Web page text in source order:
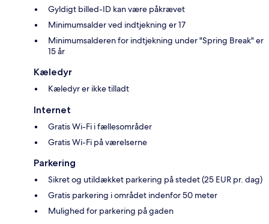
Gyldigt billed-ID kan være påkrævet
Minimumsalder ved indtjekning er 17
Minimumsalderen for indtjekning under "Spring Break" er
15 år
Kæledyr
Kæledyr er ikke tilladt
Internet
Gratis Wi-Fi i fællesområder
Gratis Wi-Fi på værelserne
Parkering
Sikret og utildækket parkering på stedet (25 EUR pr. dag)
Gratis parkering i området indenfor 50 meter
Mulighed for parkering på gaden